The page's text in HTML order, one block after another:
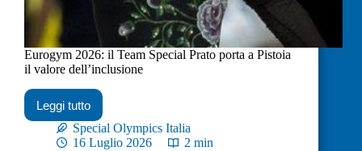
Eurogym 2026: il Team Special Prato porta a Pistoia
il valore dell’inclusione
Leggi tutto
Special Olympics Italia
16 Luglio 2026
2 min